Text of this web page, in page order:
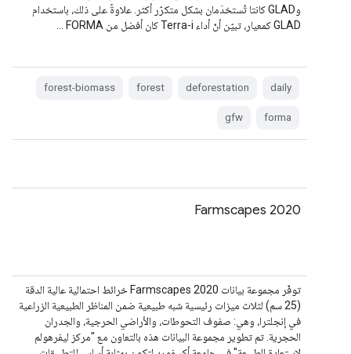
وGLAD كانتا تُستخدَمان بشكل متكرّر أكثر. علاوةً على ذلك، باستخدام
GLAD كمعيار، تبيّن أنّ أداء Terra-i كان أفضل من FORMA …
daily
deforestation
forest
forest-biomass
forma
gfw
Farmscapes 2020
توفّر مجموعة بيانات Farmscapes 2020 خرائط احتمالية عالية الدقة
(25 سم) لثلاث ميزات رئيسية شبه طبيعية ضمن المناظر الطبيعية الزراعية
في إنجلترا، وهي: صفوف التحوطات، والأراضي الحرجية، والجدران
الحجرية. تم تطوير مجموعة البيانات هذه بالتعاون مع "مركز ليفرهولم